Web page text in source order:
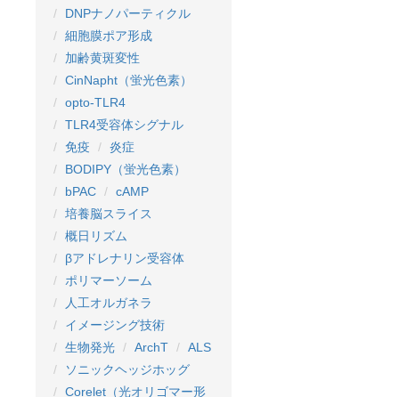
DNPナノパーティクル
細胞膜ポア形成
加齢黄斑変性
CinNapht（蛍光色素）
opto-TLR4
TLR4受容体シグナル
免疫
炎症
BODIPY（蛍光色素）
bPAC
cAMP
培養脳スライス
概日リズム
βアドレナリン受容体
ポリマーソーム
人工オルガネラ
イメージング技術
生物発光
ArchT
ALS
ソニックヘッジホッグ
Corelet（光オリゴマー形